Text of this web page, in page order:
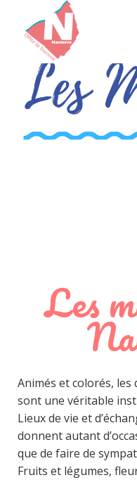
Les
Animés et colorés,
sont une véritable
Lieux de vie et
donnent autant
que de faire de
Fruits et légumes,